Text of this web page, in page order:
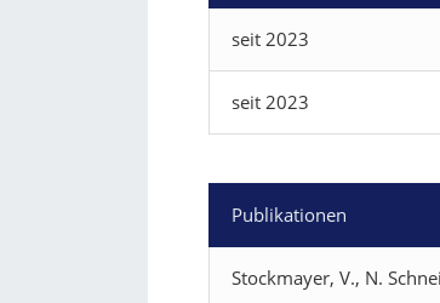
seit 2023
seit 2023
Publikationen
Stockmayer, V., N.